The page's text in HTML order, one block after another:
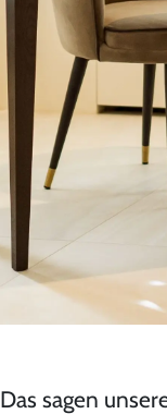
Das sagen